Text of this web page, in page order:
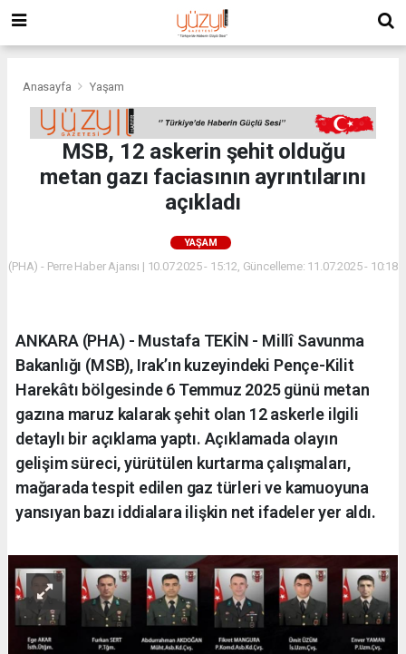
Anasayfa Yaşam
MSB, 12 askerin şehit olduğu
metan gazı faciasının ayrıntılarını
açıkladı
YAŞAM
(PHA) - Perre Haber Ajansı | 10.07.2025 - 15:12, Güncelleme: 11.07.2025 - 10:18
ANKARA (PHA) - Mustafa TEKİN - Millî Savunma
Bakanlığı (MSB), Irak’ın kuzeyindeki Pençe-Kilit
Harekâtı bölgesinde 6 Temmuz 2025 günü metan
gazına maruz kalarak şehit olan 12 askerle ilgili
detaylı bir açıklama yaptı. Açıklamada olayın
gelişim süreci, yürütülen kurtarma çalışmaları,
mağarada tespit edilen gaz türleri ve kamuoyuna
yansıyan bazı iddialara ilişkin net ifadeler yer aldı.